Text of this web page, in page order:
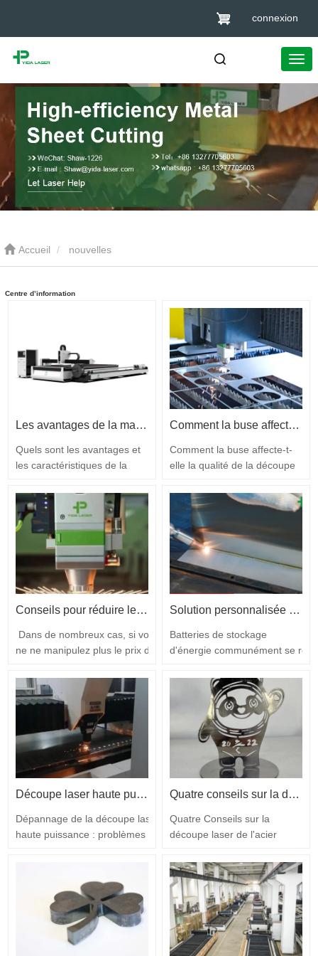
connexion
Accueil nouvelles
Centre d’information
Les avantages de la machine de découpe laser intégrée à plaque et tube
Quels sont les avantages et
les caractéristiques de la
intégrée pour plaques et
tubes par rapport à la
machine de découpe laser
pour tubes ? Aujourd'hui, de
nombreux utilisateurs de
machines de découpe laser
ont besoin de couper des
plaques et des tubes en
Comment la buse affecte-t-elle la qualité de la découpe laser ?
Comment la buse affecte-t-
elle la qualité de la découpe
l'industrie de la découpe
laser, la machine de découpe
laser à fibre est l'équipement
principal et le processus de
découpe est effectué en
émettant des faisceaux laser.
Dans ce processus, la buse
est un composant…
Conseils pour réduire les coûts lors de l'utilisation de machines de découpe laser
Dans de nombreux cas, si vous
ne ne manipulez plus le prix du
va valeur plus, donc c'est
un vital motif pourquoi les
clients espèrent en avoir|
|||techniques pour gérer son coût.
Prenons un semblons ensemble.
Comment manipuler le prix encouru
dans le…
Solution personnalisée pour le soudage au laser du module de batterie
Batteries de stockage
d'énergie communément se
pour photovoltaïque énergie,
vent énergie technologie
renouvelables Puissance
d'énergie. Dans dernier ans,
passant par le but de atteindre
carbone, un …
Découpe laser haute puissance : Problèmes courants Solutions efficaces
Dépannage de la découpe laser
haute puissance : problèmes courants
inimitable bénédictions comparables à
l'épaisseur acier capacité de tôle,
presto coupe vitesse
et fonctionnalité|| ||pour réduire des
plaques plus épaisses, le laser à fibre
haute puissance la découpe…
Quatre conseils sur la découpe laser en acier inoxydable à l'aide d'un laser à fibre 10000W +
Quatre Conseils sur la
découpe laser de l'acier
à fibre 10000W+ Selon
Technavio,
le international marché du
laser à fibre devrait se
développer à l'aide
de 9,92 milliards de dollars